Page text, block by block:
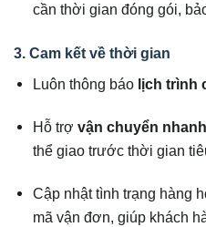
cần thời gian đóng gói,
3. Cam kết về thời gian
Luôn thông báo lịch trình
Hỗ trợvận chuyển nhanh
thể giao trước thời gian
Cập nhật tình trạng hàng
mã vận đơn, giúp khách